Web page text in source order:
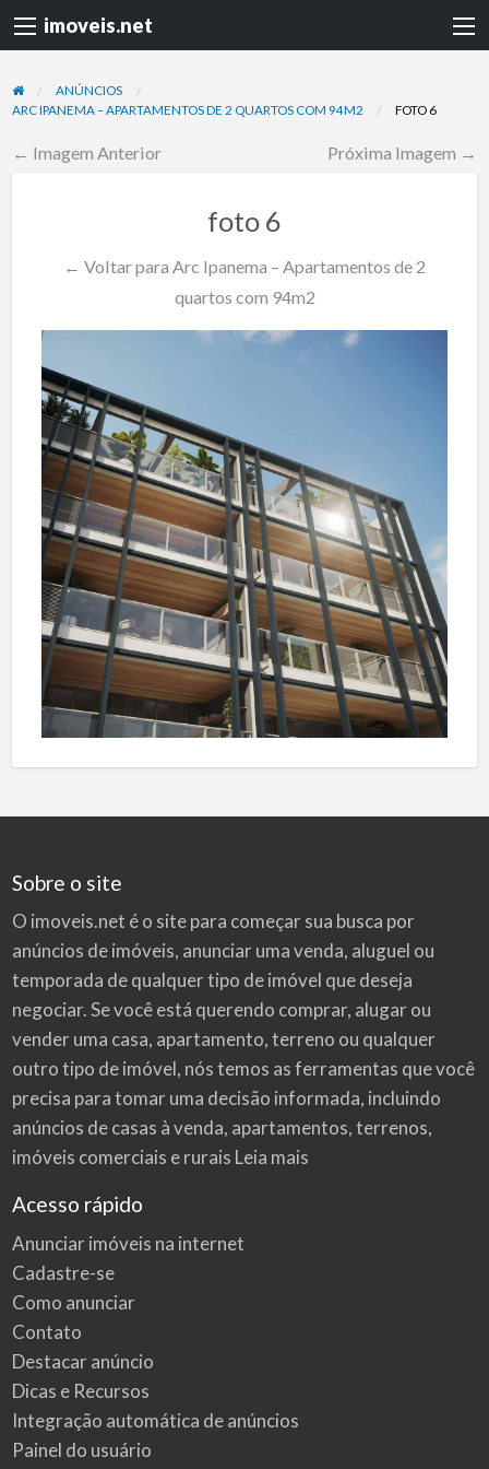
imoveis.net
ANÚNCIOS
ARC IPANEMA – APARTAMENTOS DE 2 QUARTOS COM 94M2
FOTO 6
← Imagem Anterior Próxima Imagem →
foto 6
← Voltar para Arc Ipanema – Apartamentos de 2
quartos com 94m2
Sobre o site
O imoveis.net é o site para começar sua busca por
anúncios de imóveis, anunciar uma venda, aluguel ou
temporada de qualquer tipo de imóvel que deseja
negociar. Se você está querendo comprar, alugar ou
vender uma casa, apartamento, terreno ou qualquer
outro tipo de imóvel, nós temos as ferramentas que você
precisa para tomar uma decisão informada, incluindo
anúncios de casas à venda, apartamentos, terrenos,
imóveis comerciais e rurais Leia mais
Acesso rápido
Anunciar imóveis na internet
Cadastre-se
Como anunciar
Contato
Destacar anúncio
Dicas e Recursos
Integração automática de anúncios
Painel do usuário